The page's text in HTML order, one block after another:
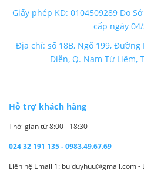
Giấy phép KD: 0104509289 Do
cấp ngày
Địa chỉ: số 18B, Ngõ 199, Đường
Diễn, Q. Nam Từ Liêm,
Hỗ trợ khách hàng
Thời gian từ 8:00 - 18:30
024 32 191 135 - 0983.49.67.69
Liên hệ Email 1: buiduyhuu@gmail.com